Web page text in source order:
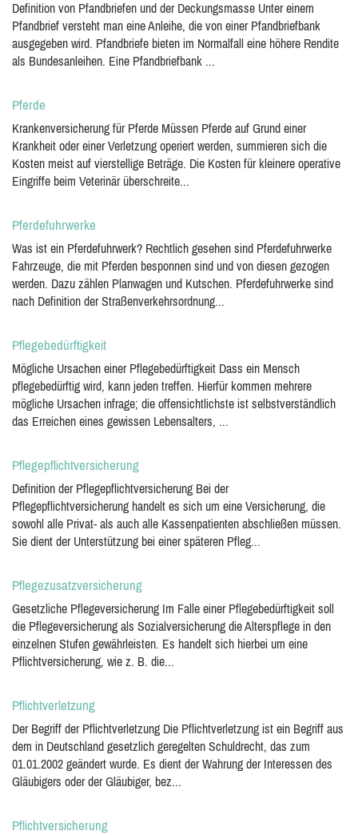
Definition von Pfandbriefen und der Deckungsmasse Unter einem
Pfandbrief versteht man eine Anleihe, die von einer Pfandbriefbank
ausgegeben wird. Pfandbriefe bieten im Normalfall eine höhere Rendite
als Bundesanleihen. Eine Pfandbriefbank ...
Pferde
Krankenversicherung für Pferde Müssen Pferde auf Grund einer
Krankheit oder einer Verletzung operiert werden, summieren sich die
Kosten meist auf vierstellige Beträge. Die Kosten für kleinere operative
Eingriffe beim Veterinär überschreite...
Pferdefuhrwerke
Was ist ein Pferdefuhrwerk? Rechtlich gesehen sind Pferdefuhrwerke
Fahrzeuge, die mit Pferden besponnen sind und von diesen gezogen
werden. Dazu zählen Planwagen und Kutschen. Pferdefuhrwerke sind
nach Definition der Straßenverkehrsordnung...
Pflegebedürftigkeit
Mögliche Ursachen einer Pflegebedürftigkeit Dass ein Mensch
pflegebedürftig wird, kann jeden treffen. Hierfür kommen mehrere
mögliche Ursachen infrage; die offensichtlichste ist selbstverständlich
das Erreichen eines gewissen Lebensalters, ...
Pflegepflichtversicherung
Definition der Pflegepflichtversicherung Bei der
Pflegepflichtversicherung handelt es sich um eine Versicherung, die
sowohl alle Privat- als auch alle Kassenpatienten abschließen müssen.
Sie dient der Unterstützung bei einer späteren Pfleg...
Pflegezusatzversicherung
Gesetzliche Pflegeversicherung Im Falle einer Pflegebedürftigkeit soll
die Pflegeversicherung als Sozialversicherung die Alterspflege in den
einzelnen Stufen gewährleisten. Es handelt sich hierbei um eine
Pflichtversicherung, wie z. B. die...
Pflichtverletzung
Der Begriff der Pflichtverletzung Die Pflichtverletzung ist ein Begriff aus
dem in Deutschland gesetzlich geregelten Schuldrecht, das zum
01.01.2002 geändert wurde. Es dient der Wahrung der Interessen des
Gläubigers oder der Gläubiger, bez...
Pflichtversicherung